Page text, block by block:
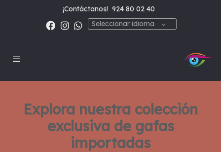
¡Contáctanos! 924 80 02 40
Seleccionar idioma
Explora nuestra colección
exclusiva de gafas
importadas